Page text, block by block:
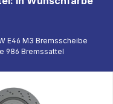
E46 M3 Bremsscheibe
986 Bremssattel